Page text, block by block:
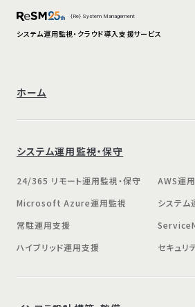
{Re} System Management
システム運用監視・クラウド導入支援サービス
ホーム
システム運用監視・保守
24/365 リモート運用監視・保守
AWS運
Microsoft Azure運用監視
システム
常駐運用支援
ハイブリッド運用支援
セキュリ